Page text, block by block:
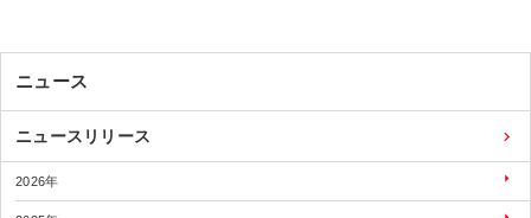
ニュース
ニュースリリース
2026年